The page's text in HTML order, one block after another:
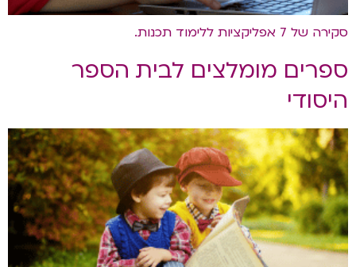
סקירה של 7 אפליקציות ללימוד תכנות.
ספרים מומלצים לבית הספר
היסודי